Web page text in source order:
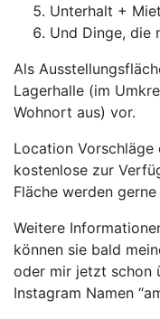
Unterhalt +
Und Dinge, die
Als
Lagerhalle (im
Wohnort aus) vor.
Location
kostenlose zur
Fläche werden
Weitere
können sie bald
oder mir jetzt schon
Instagram Namen